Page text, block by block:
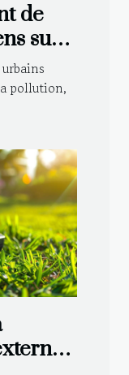
de
sur
pollution,